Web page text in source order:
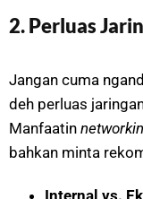
2. Perluas
Jangan cuma
deh perluas
Manfaatin
bahkan minta